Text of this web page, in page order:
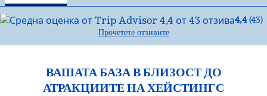
4,4 (43)
Прочетете отзивите
ВАШАТА БАЗА В БЛИЗОСТ ДО
АТРАКЦИИТЕ НА ХЕЙСТИНГС